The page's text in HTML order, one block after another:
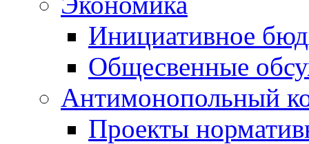
Инициативное
Общесвенные
Антимонопольный
Проекты